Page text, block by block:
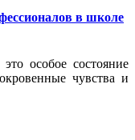
в школе
особое состояние
чувства и